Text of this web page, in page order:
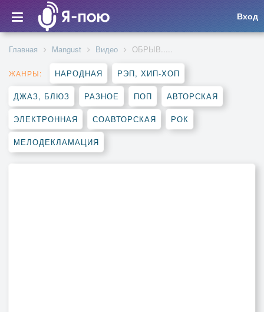
Вход
Главная Mangust Видео ОБРЫВ.....
ЖАНРЫ: НАРОДНАЯ РЭП, ХИП-ХОП
ДЖАЗ, БЛЮЗ РАЗНОЕ ПОП АВТОРСКАЯ
ЭЛЕКТРОННАЯ СОАВТОРСКАЯ РОК
МЕЛОДЕКЛАМАЦИЯ